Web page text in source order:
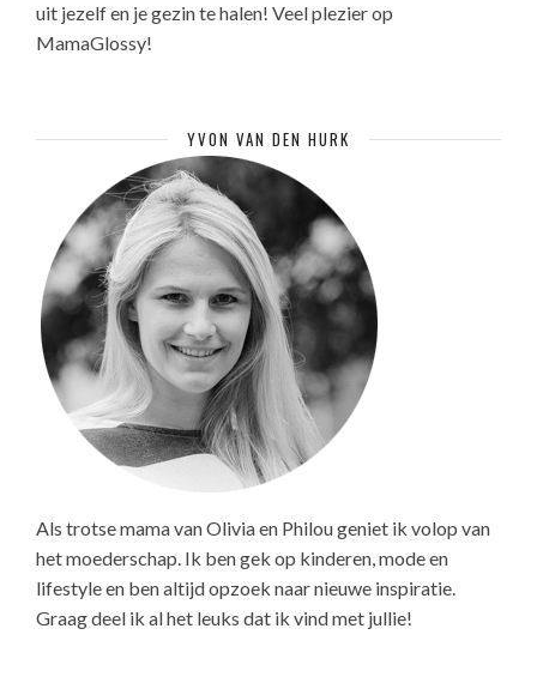
uit jezelf en je gezin te halen! Veel plezier op
MamaGlossy!
YVON VAN DEN HURK
Als trotse mama van Olivia en Philou geniet ik volop van
het moederschap. Ik ben gek op kinderen, mode en
lifestyle en ben altijd opzoek naar nieuwe inspiratie.
Graag deel ik al het leuks dat ik vind met jullie!